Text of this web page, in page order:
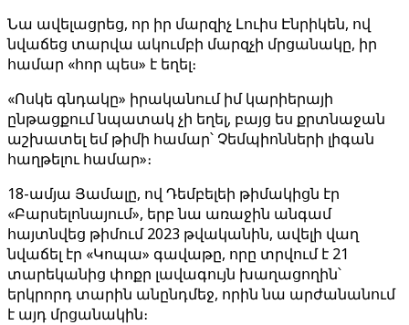
Նա ավելացրեց, որ իր մարզիչ Լուիս Էնրիկեն, ով
նվաճեց տարվա ակումբի մարզչի մրցանակը, իր
համար «հոր պես» է եղել։
«Ոսկե գնդակը» իրականում իմ կարիերայի
ընթացքում նպատակ չի եղել, բայց ես քրտնաջան
աշխատել եմ թիմի համար՝ Չեմպիոնների լիգան
հաղթելու համար»։
18-ամյա Յամալը, ով Դեմբելեի թիմակիցն էր
«Բարսելոնայում», երբ նա առաջին անգամ
հայտնվեց թիմում 2023 թվականին, ավելի վաղ
նվաճել էր «Կոպա» գավաթը, որը տրվում է 21
տարեկանից փոքր լավագույն խաղացողին՝
երկրորդ տարին անընդմեջ, որին նա արժանանում
է այդ մրցանակին։